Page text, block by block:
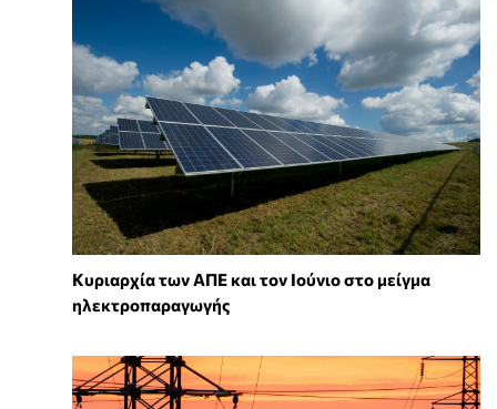
Κυριαρχία των ΑΠΕ και τον Ιούνιο στο μείγμα
ηλεκτροπαραγωγής